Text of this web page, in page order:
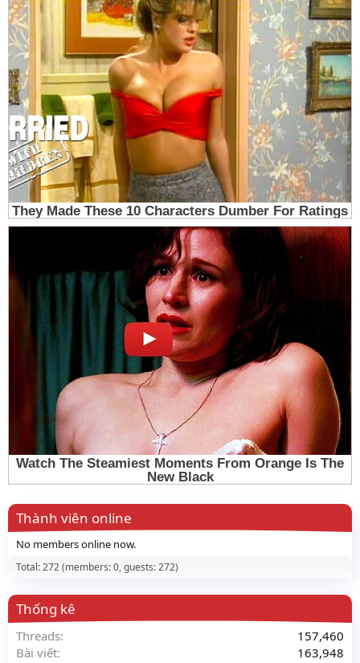
Thành viên online
No members online now.
Total: 272 (members: 0, guests: 272)
Thống kê
Threads
157,460
Bài viết
163,948